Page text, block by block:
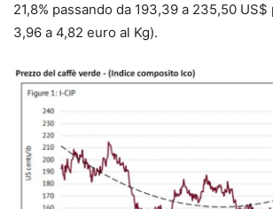
21,8% passando da 193,39 a 235,50
3,96 a 4,82 euro al Kg).